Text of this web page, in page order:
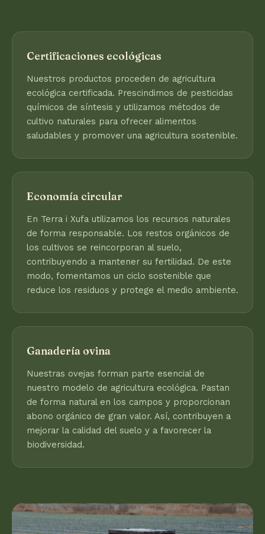
Certificaciones ecológicas
Nuestros productos proceden de agricultura
ecológica certificada. Prescindimos de pesticidas
químicos de síntesis y utilizamos métodos de
cultivo naturales para ofrecer alimentos
saludables y promover una agricultura sostenible.
Economía circular
En Terra i Xufa utilizamos los recursos naturales
de forma responsable. Los restos orgánicos de
los cultivos se reincorporan al suelo,
contribuyendo a mantener su fertilidad. De este
modo, fomentamos un ciclo sostenible que
reduce los residuos y protege el medio ambiente.
Ganadería ovina
Nuestras ovejas forman parte esencial de
nuestro modelo de agricultura ecológica. Pastan
de forma natural en los campos y proporcionan
abono orgánico de gran valor. Así, contribuyen a
mejorar la calidad del suelo y a favorecer la
biodiversidad.